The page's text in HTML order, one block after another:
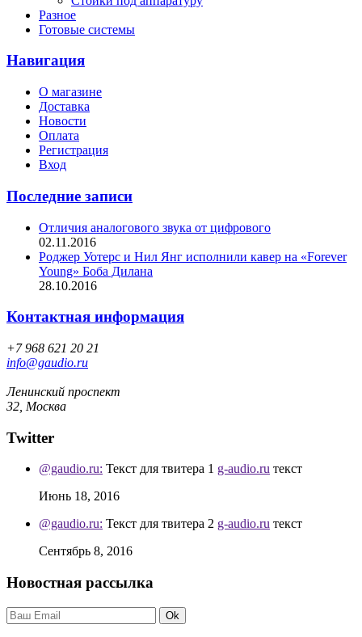
Разное
Готовые системы
Навигация
О магазине
Доставка
Новости
Оплата
Регистрация
Вход
Последние записи
Отличия аналогового звука от цифрового
02.11.2016
Роджер Уотерс и Нил Янг исполнили кавер на «Forever
Young» Боба Дилана
28.10.2016
Контактная информация
+7 968 621 20 21
info@gaudio.ru
Ленинский проспект
32, Москва
Twitter
@gaudio.ru: Текст для твитера 1 g-audio.ru текст
Июнь 18, 2016
@gaudio.ru: Текст для твитера 2 g-audio.ru текст
Сентябрь 8, 2016
Новостная рассылка
Ok